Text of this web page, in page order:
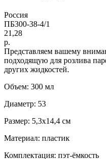
Россия
ПБ300-38-4/1
21,28
р.
Представляем вашему
подходящую для розлива
других жидкостей.
Объем: 300 мл
Диаметр: 53
Размер: 5,3x14,4 см
Материал: пластик
Комплектация: пэт-ёмкость